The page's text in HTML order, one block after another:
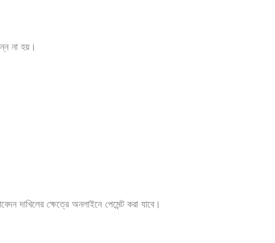
না হয়।
দাখিলের ক্ষেত্রে অনলাইনে পেমেন্ট করা যাবে।